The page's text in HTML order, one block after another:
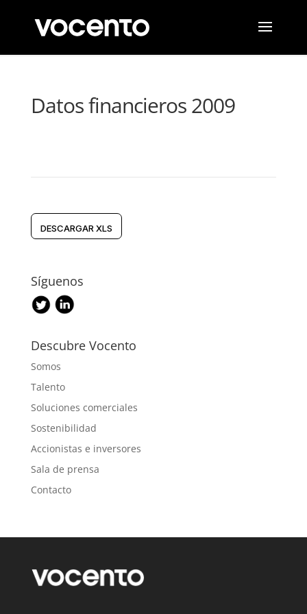
Datos financieros 2009
DESCARGAR XLS
Síguenos
Descubre Vocento
Somos
Talento
Soluciones comerciales
Sostenibilidad
Accionistas e inversores
Sala de prensa
Contacto